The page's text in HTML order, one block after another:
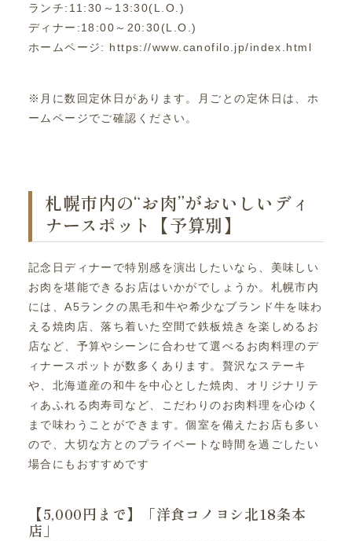
ランチ:11:30～13:30(L.O.)
ディナー:18:00～20:30(L.O.)
ホームページ: https://www.canofilo.jp/index.html
※月に数回定休日があります。月ごとの定休日は、ホ
ームページでご確認ください。
札幌市内の“お肉”がおいしいディ
ナースポット【予算別】
記念日ディナーで特別感を演出したいなら、美味しい
お肉を堪能できるお店はいかがでしょうか。札幌市内
には、A5ランクの黒毛和牛や希少なブランド牛を味わ
える焼肉店、落ち着いた空間で鉄板焼きを楽しめるお
店など、予算やシーンに合わせて選べるお肉料理のデ
ィナースポットが数多くあります。贅沢なステーキ
や、北海道産の和牛を中心とした焼肉、オリジナリテ
ィあふれる肉寿司など、こだわりのお肉料理を心ゆく
まで味わうことができます。個室を備えたお店も多い
ので、大切な方とのプライベートな時間を過ごしたい
場合にもおすすめです
【5,000円まで】「洋食コノヨシ北18条本
店」